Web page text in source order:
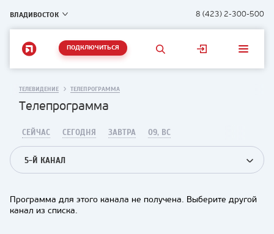
ВЛАДИВОСТОК 8 (423) 2-300-500
ПОДКЛЮЧИТЬСЯ
ТЕЛЕВИДЕНИЕ ТЕЛЕПРОГРАММА
Телепрограмма
СЕЙЧАС СЕГОДНЯ ЗАВТРА 09, ВС
5-Й КАНАЛ
Программа для этого канала не получена. Выберите другой
канал из списка.